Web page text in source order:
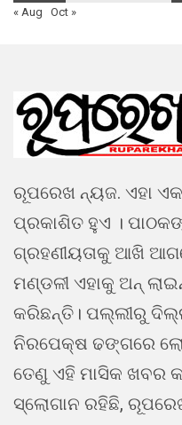
« Aug
Oct »
ରୂପରେଖ ନ୍ୟଜ. ଏହା
ପ୍ରକାଶିତ ହୁଏ ।
ଗ୍ରହଣୀୟତାକୁ ଆଖି
ମଣ୍ଡଳୀ ଏହାକୁ ଅନ୍
କରିଛନ୍ତି। ପଲ୍ଲୀରୁ
ନିରପେକ୍ଷ ଢଙ୍ଗରେ
ତେଣୁ ଏହି ମାସିକ ଖବର
ସ୍ଲୋଗାନ ରହିଛି,